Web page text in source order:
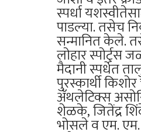
स्पर्धा
पाडल्या. तसेच
सन्मानित केले.
लोहार स्पोर्ट्स
मैदानी स्पर्धेत
पुरस्कार्थी
ॲथलेटिक्स
शेळके, जितेंद्र
भोसले व एम. एम.